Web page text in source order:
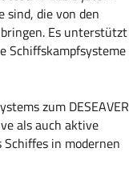
die von den
Es unterstützt
Schiffskampfsysteme
zum DESEAVER
als auch aktive
in modernen